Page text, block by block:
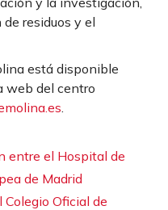
residuos y el
está disponible
web del centro
entre el Hospital de
de Madrid
Oficial de